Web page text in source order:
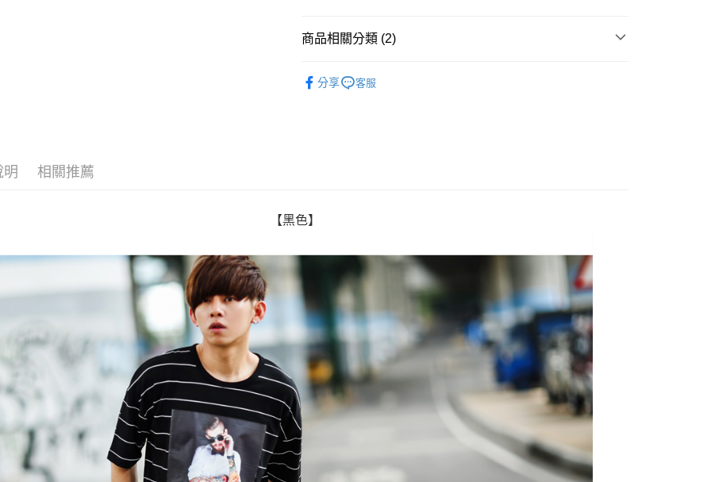
AFTEE先享後付
【關於「AFTEE先享後付」】
２．訂單成立數日內，您將收到繳費通知簡訊。
※ 請注意：結帳手續完成當下不需立刻繳費，但若您需要取消訂單，請聯
絡購買商品的店家。未經商家同意取消之訂單仍視為有效，需透過AFTEE
先享後付繳納相關費用。
※ 交易是否成功請以「AFTEE先享後付 」之結帳頁面顯示為準，若有關於
是否繳費成功／繳費後需取消欲退款等相關疑問，請聯繫「AFTEE先享後
付客戶支援中心」
https://netprotections.freshdesk.com/support/home
【注意事項】
１．透過由恩沛科技股份有限公司提供之「AFTEE先享後付」服務完成之
交易，需依本服務之必要範圍內提供個人資料，並將交易相關給付款項請
求債權轉讓予恩沛科技股份有限公司。
２．關於個人資料處理事宜，請瀏覽以下網址：
３．未成年的使用者請事先徵得法定代理人或監護人之同意方可使用
「AFTEE先享後付」，若未經同意申辦者引起之損失，本公司不負相關責
ATM付款
先付款後全家取貨
7-11付款取貨
每筆NT$80，滿NT$1,800(含以上)免運費
先付款後7-11取貨
每筆NT$80，滿NT$1,800(含以上)免運費
宅配
每筆NT$120，滿NT$3,000(含以上)免運費
商品相關分類 (2)
分享 客服
明 相關推薦
【黑色】